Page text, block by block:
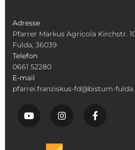
Adresse
Pfarrer Markus Agricola Kirchstr.
Fulda, 36039
Telefon
0661 52280
E-mail
pfarrei.franziskus-fd@bistum-